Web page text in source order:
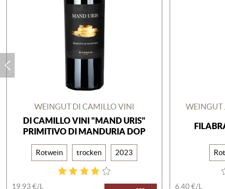
WEINGUT DI CAMILLO VINI
DI CAMILLO VINI "MAND URIS"
PRIMITIVO DI MANDURIA DOP
Rotwein trocken 2023
19,93 €/L
WEINGUT
6,40 €/L